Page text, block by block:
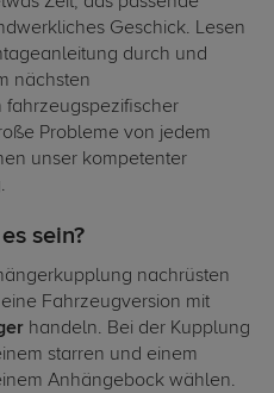
Geschick. Lesen
durch und
nächsten
fahrzeugspezifischer
Probleme von jedem
unser kompetenter
sein?
nachrüsten
Fahrzeugversion mit
handeln. Bei der Kupplung
starren und einem
Anhängebock wählen.